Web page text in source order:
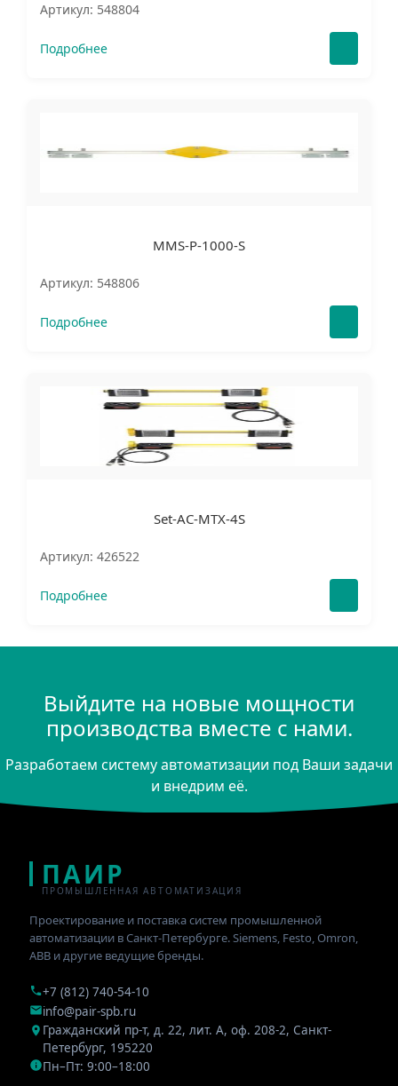
Артикул: 548804
Подробнее
MMS-P-1000-S
Артикул: 548806
Подробнее
Set-AC-MTX-4S
Артикул: 426522
Подробнее
Выйдите на новые мощности
производства вместе с нами.
Разработаем систему автоматизации под Ваши задачи
и внедрим её.
ПАИР
ПРОМЫШЛЕННАЯ АВТОМАТИЗАЦИЯ
Проектирование и поставка систем промышленной
автоматизации в Санкт-Петербурге. Siemens, Festo, Omron,
ABB и другие ведущие бренды.
+7 (812) 740-54-10
info@pair-spb.ru
Гражданский пр-т, д. 22, лит. А, оф. 208-2, Санкт-
Петербург, 195220
Пн–Пт: 9:00–18:00